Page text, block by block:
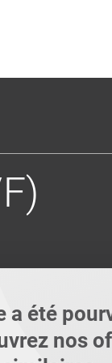
a été
nos